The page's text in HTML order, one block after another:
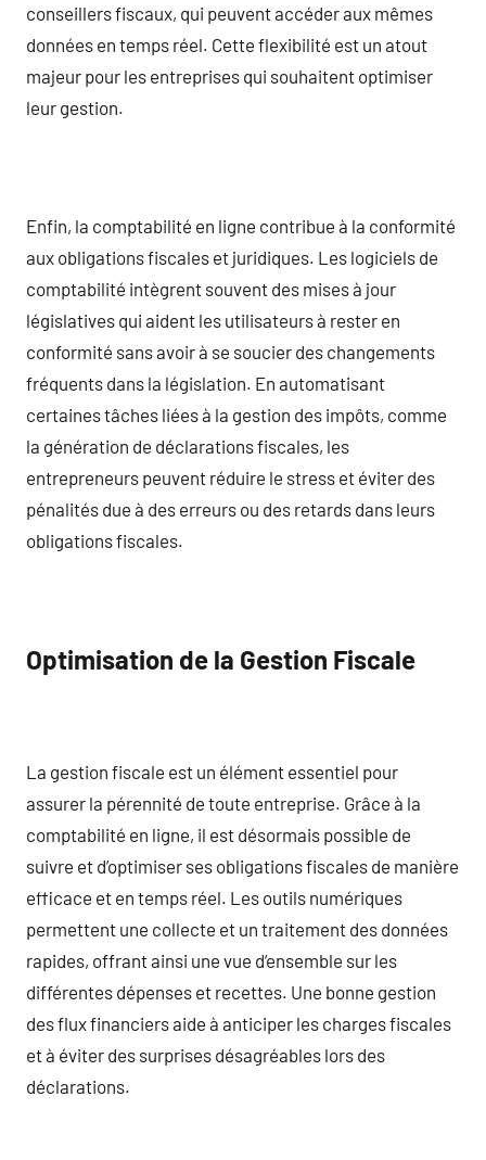
conseillers fiscaux, qui peuvent accéder aux mêmes
données en temps réel. Cette flexibilité est un atout
majeur pour les entreprises qui souhaitent optimiser
leur gestion.
Enfin, la comptabilité en ligne contribue à la conformité
aux obligations fiscales et juridiques. Les logiciels de
comptabilité intègrent souvent des mises à jour
législatives qui aident les utilisateurs à rester en
conformité sans avoir à se soucier des changements
fréquents dans la législation. En automatisant
certaines tâches liées à la gestion des impôts, comme
la génération de déclarations fiscales, les
entrepreneurs peuvent réduire le stress et éviter des
pénalités due à des erreurs ou des retards dans leurs
obligations fiscales.
Optimisation de la Gestion Fiscale
La gestion fiscale est un élément essentiel pour
assurer la pérennité de toute entreprise. Grâce à la
comptabilité en ligne, il est désormais possible de
suivre et d’optimiser ses obligations fiscales de manière
efficace et en temps réel. Les outils numériques
permettent une collecte et un traitement des données
rapides, offrant ainsi une vue d’ensemble sur les
différentes dépenses et recettes. Une bonne gestion
des flux financiers aide à anticiper les charges fiscales
et à éviter des surprises désagréables lors des
déclarations.